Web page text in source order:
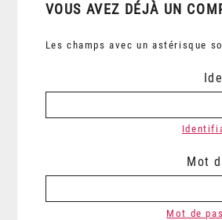
VOUS AVEZ DÉJÀ UN
Les champs avec un astérisque
Mot
Mot de